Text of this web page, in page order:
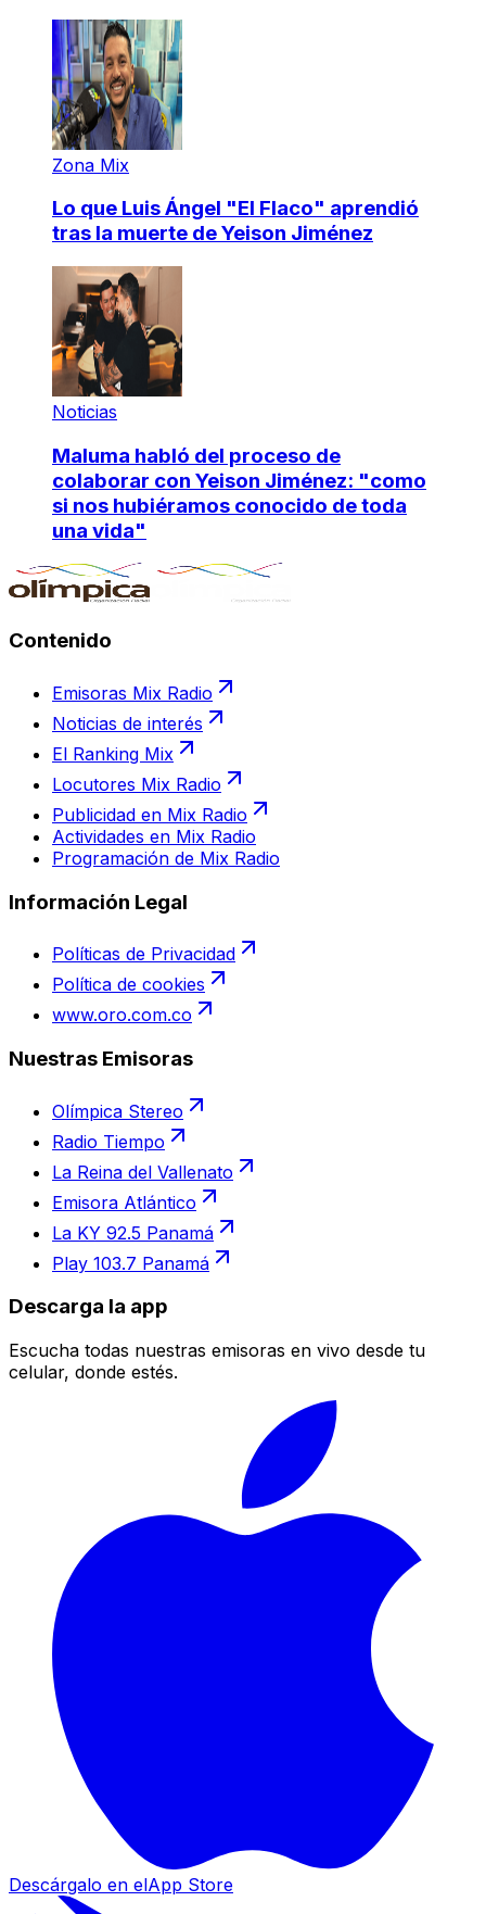
Zona Mix
Lo que Luis Ángel "El Flaco" aprendió
tras la muerte de Yeison Jiménez
Noticias
Maluma habló del proceso de
colaborar con Yeison Jiménez: "como
si nos hubiéramos conocido de toda
una vida"
Contenido
Emisoras Mix Radio
Noticias de interés
El Ranking Mix
Locutores Mix Radio
Publicidad en Mix Radio
Actividades en Mix Radio
Programación de Mix Radio
Información Legal
Políticas de Privacidad
Política de cookies
www.oro.com.co
Nuestras Emisoras
Olímpica Stereo
Radio Tiempo
La Reina del Vallenato
Emisora Atlántico
La KY 92.5 Panamá
Play 103.7 Panamá
Descarga la app
Escucha todas nuestras emisoras en vivo desde tu
celular, donde estés.
Descárgalo en elApp Store